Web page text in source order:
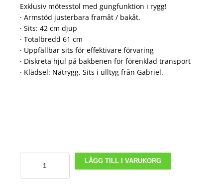
Exklusiv mötesstol med gungfunktion i rygg!
· Armstöd justerbara framåt / bakåt.
· Sits: 42 cm djup
· Totalbredd 61 cm
· Uppfällbar sits för effektivare förvaring
· Diskreta hjul på bakbenen för förenklad transport
· Klädsel: Nätrygg. Sits i ulltyg från Gabriel.
mängd
LÄGG TILL I VARUKORG